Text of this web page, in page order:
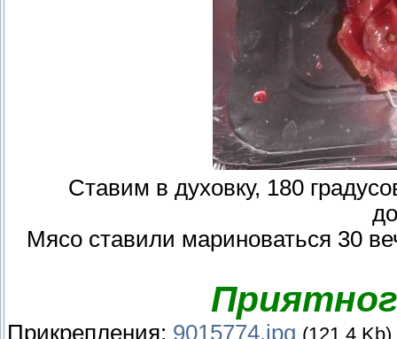
Ставим в духовку, 180
Мясо ставили мариноваться 30
Прикрепления: 9015774.jpg